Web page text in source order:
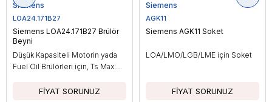
Siemens
LOA24.171B27
Siemens LOA24.171B27 Brülör
Beyni
Düşük Kapasiteli Motorin yada
Fuel Oil Brülörleri için, Ts Max:
Siemens
AGK11
Siemens AGK11 Soket
LOA/LMO/LGB/LME için Soket